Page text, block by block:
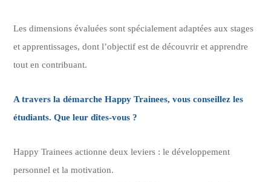
Les dimensions évaluées sont spécialement adaptées aux stages
et apprentissages, dont l’objectif est de découvrir et apprendre
tout en contribuant.
A travers la démarche Happy Trainees, vous conseillez les
étudiants. Que leur dîtes-vous ?
Happy Trainees actionne deux leviers :le développement
personnel et la motivation.